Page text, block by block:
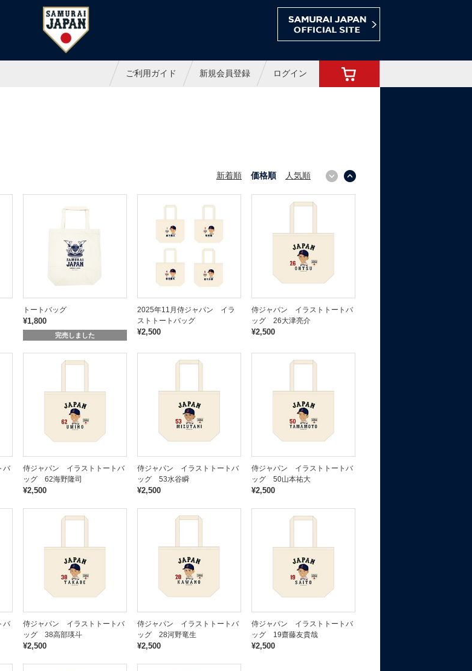
ィシャルオンラインショップ
ご利用ガイド 新規会員登録 ログイン
新着順 価格順 人気順
トートバッグ
¥1,800
完売しました
2025年11月侍ジャパン イラ
ストトートバッグ
¥2,500
侍ジャパン イラストトートバ
ッグ 26大津亮介
¥2,500
バ
侍ジャパン イラストトートバ
ッグ 62海野隆司
¥2,500
侍ジャパン イラストトートバ
ッグ 53水谷瞬
¥2,500
侍ジャパン イラストトートバ
ッグ 50山本祐大
¥2,500
バ
侍ジャパン イラストトートバ
ッグ 38高部瑛斗
¥2,500
侍ジャパン イラストトートバ
ッグ 28河野竜生
¥2,500
侍ジャパン イラストトートバ
ッグ 19齋藤友貴哉
¥2,500